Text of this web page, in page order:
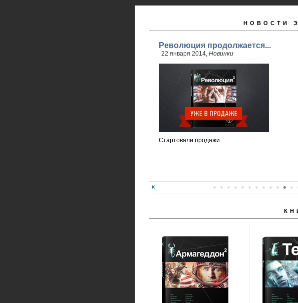
НОВОСТИ
Революция продолжается...
22 января 2014, Новинки
Стартовали продажи